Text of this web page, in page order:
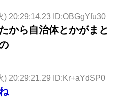
) 20:29:14.23 ID:OBGgYfu30
から自治体とかがまと
) 20:29:21.29 ID:Kr+aYdSP0